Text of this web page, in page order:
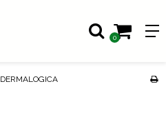
0
DERMALOGICA